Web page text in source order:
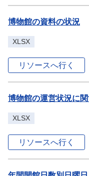
博物館の資料の状況
XLSX
リソースへ行く
博物館の運営状況に
XLSX
リソースへ行く